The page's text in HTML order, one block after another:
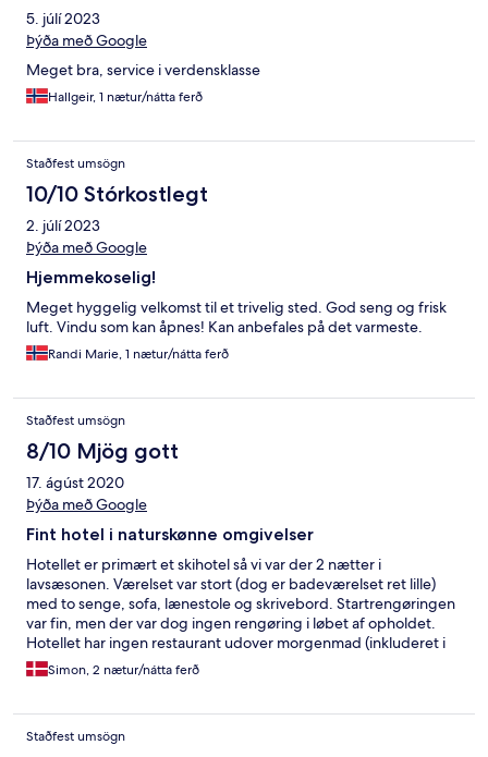
5. júlí 2023
Þýða með Google
Meget bra, service i verdensklasse
Hallgeir, 1 nætur/nátta ferð
Staðfest umsögn
10/10 Stórkostlegt
2. júlí 2023
Þýða með Google
Hjemmekoselig!
Meget hyggelig velkomst til et trivelig sted. God seng og frisk
luft. Vindu som kan åpnes! Kan anbefales på det varmeste.
Randi Marie, 1 nætur/nátta ferð
Staðfest umsögn
8/10 Mjög gott
17. ágúst 2020
Þýða með Google
Fint hotel i naturskønne omgivelser
Hotellet er primært et skihotel så vi var der 2 nætter i
lavsæsonen. Værelset var stort (dog er badeværelset ret lille)
med to senge, sofa, lænestole og skrivebord. Startrengøringen
var fin, men der var dog ingen rengøring i løbet af opholdet.
Hotellet har ingen restaurant udover morgenmad (inkluderet i
prisen) som var ganske udemærket. Aftensmad kunne findes 12
min kørsel fra hotellet. Hotellet ligger tæt på flere fine
Simon, 2 nætur/nátta ferð
Staðfest umsögn